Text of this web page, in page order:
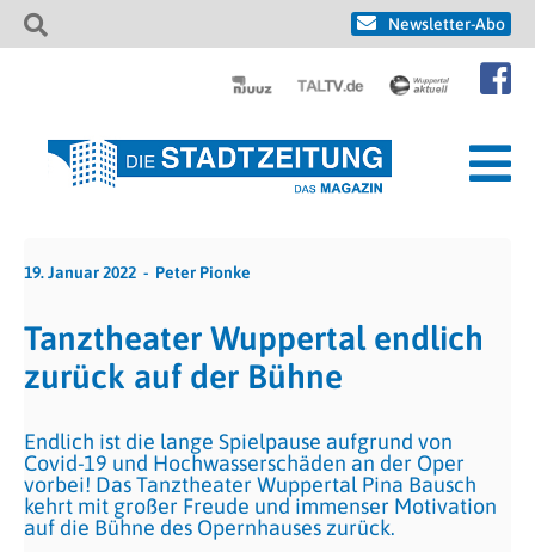
Newsletter-Abo
19. Januar 2022 Peter Pionke
Tanztheater Wuppertal endlich
zurück auf der Bühne
Endlich ist die lange Spielpause aufgrund von
Covid-19 und Hochwasserschäden an der Oper
vorbei! Das Tanztheater Wuppertal Pina Bausch
kehrt mit großer Freude und immenser Motivation
auf die Bühne des Opernhauses zurück.